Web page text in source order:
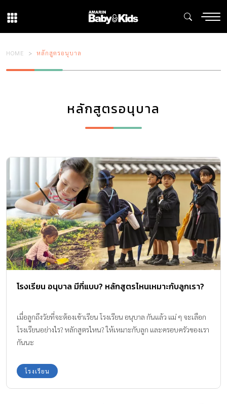
HOME หลักสูตรอนุบาล
หลักสูตรอนุบาล
โรงเรียน อนุบาล มีกี่แบบ? หลักสูตรไหนเหมาะกับลูกเรา?
เมื่อลูกถึงวัยที่จะต้องเข้าเรียน โรงเรียน อนุบาล กันแล้ว แม่ ๆ จะเลือก
โรงเรียนอย่างไร? หลักสูตรไหน? ให้เหมาะกับลูก และครอบครัวของเรา
กันนะ
โรงเรียน